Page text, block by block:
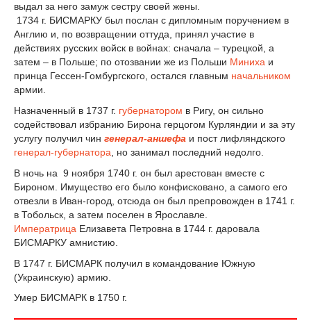
выдал за него замуж сестру своей жены.
1734 г. БИСМАРКУ был послан с дипломным поручением в
Англию и, по возвращении оттуда, принял участие в
действиях русских войск в войнах: сначала – турецкой, а
затем – в Польше; по отозвании же из Польши Миниха и
принца Гессен-Гомбургского, остался главным начальником
армии.
Назначенный в 1737 г. губернатором в Ригу, он сильно
содействовал избранию Бирона герцогом Курляндии и за эту
услугу получил чин генерал-аншефа и пост лифляндского
генерал-губернатора , но занимал последний недолго.
В ночь на 9 ноября 1740 г. он был арестован вместе с
Бироном. Имущество его было конфисковано, а самого его
отвезли в Иван-город, отсюда он был препровожден в 1741 г.
в Тобольск, а затем поселен в Ярославле.
Императрица Елизавета Петровна в 1744 г. даровала
БИСМАРКУ амнистию.
В 1747 г. БИСМАРК получил в командование Южную
(Украинскую) армию.
Умер БИСМАРК в 1750 г.